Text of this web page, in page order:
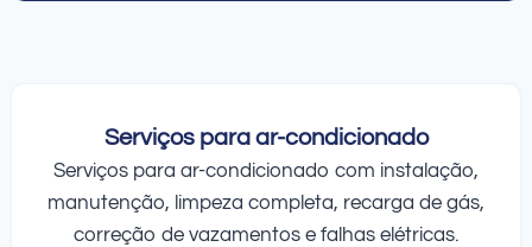
Serviços para ar-condicionado
Serviços para ar-condicionado com instalação,
manutenção, limpeza completa, recarga de gás,
correção de vazamentos e falhas elétricas.